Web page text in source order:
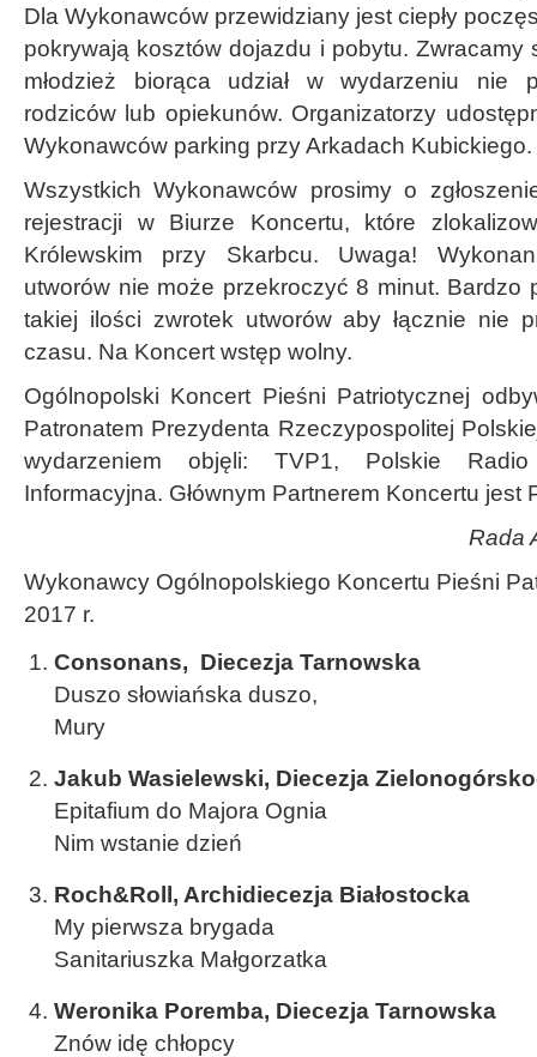
Dla Wykonawców przewidziany jest ciepły
pokrywają kosztów dojazdu i pobytu. Zwracamy
młodzież biorąca udział w wydarzeniu nie
rodziców lub opiekunów. Organizatorzy
Wykonawców parking przy Arkadach Kubickiego.
Wszystkich Wykonawców prosimy o
rejestracji w Biurze Koncertu, które
Królewskim przy Skarbcu. Uwaga!
utworów nie może przekroczyć 8 minut. Bardzo
takiej ilości zwrotek utworów aby łącznie nie
czasu. Na Koncert wstęp wolny.
Ogólnopolski Koncert Pieśni Patriotycznej
Patronatem Prezydenta Rzeczypospolitej
wydarzeniem objęli: TVP1, Polskie
Informacyjna. Głównym Partnerem Koncertu jest
Rada
Wykonawcy Ogólnopolskiego Koncertu Pieśni
2017 r.
Consonans, Diecezja Tarnowska
Duszo słowiańska duszo,
Mury
Jakub Wasielewski, Diecezja
Epitafium do Majora Ognia
Nim wstanie dzień
Roch&Roll, Archidiecezja Białostocka
My pierwsza brygada
Sanitariuszka Małgorzatka
Weronika Poremba, Diecezja Tarnowska
Znów idę chłopcy